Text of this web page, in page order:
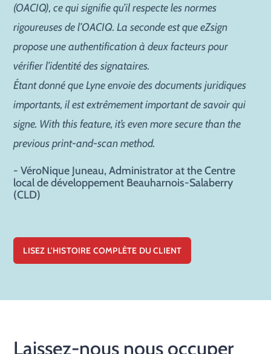
(OACIQ), ce qui signifie qu’il respecte les normes
rigoureuses de l’OACIQ. La seconde est que eZsign
propose une authentification à deux facteurs pour
vérifier l’identité des signataires.
Étant donné que Lyne envoie des documents juridiques
importants, il est extrêmement important de savoir qui
signe. With this feature, it’s even more secure than the
previous print-and-scan method.
- VéroNique Juneau, Administrator at the Centre
local de développement Beauharnois-Salaberry
(CLD)
LISEZ L'HISTOIRE COMPLÈTE DU CLIENT
Laissez-nous nous occuper